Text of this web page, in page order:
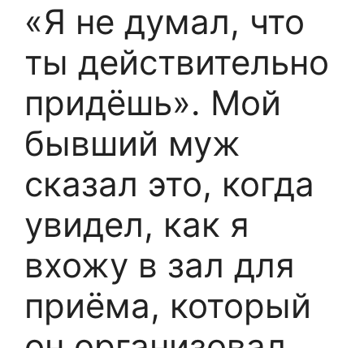
«Я не думал, что
ты действительно
придёшь». Мой
бывший муж
сказал это, когда
увидел, как я
вхожу в зал для
приёма, который